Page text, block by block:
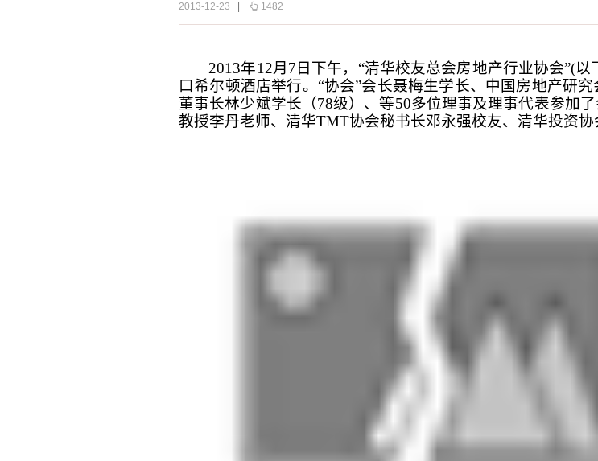
2013-12-23 1482
2013年12月7日下午，“清华校友总会房地产行业协会”(
口希尔顿酒店举行。“协会”会长聂梅生学长、中国房地产研
董事长林少斌学长（78级）、等50多位理事及理事代表参加
教授李丹老师、清华TMT协会秘书长邓永强校友、清华投资